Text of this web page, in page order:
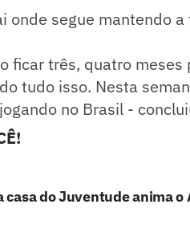
onde segue mantendo
ficar três, quatro
tudo isso. Nesta
no Brasil -
casa do Juventude anima